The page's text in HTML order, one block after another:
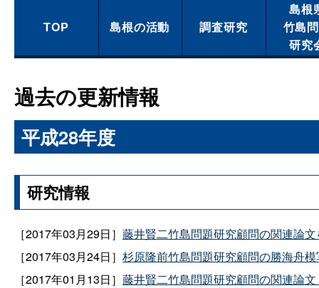
TOP 島根の活動 調査研究
島根
竹島
研究
過去の更新情報
平成28年度
研究情報
［2017年03月29日］ 藤井賢二竹島問題研究顧問の関連論
［2017年03月24日］ 杉原隆前竹島問題研究顧問の勝海舟
［2017年01月13日］ 藤井賢二竹島問題研究顧問の関連論